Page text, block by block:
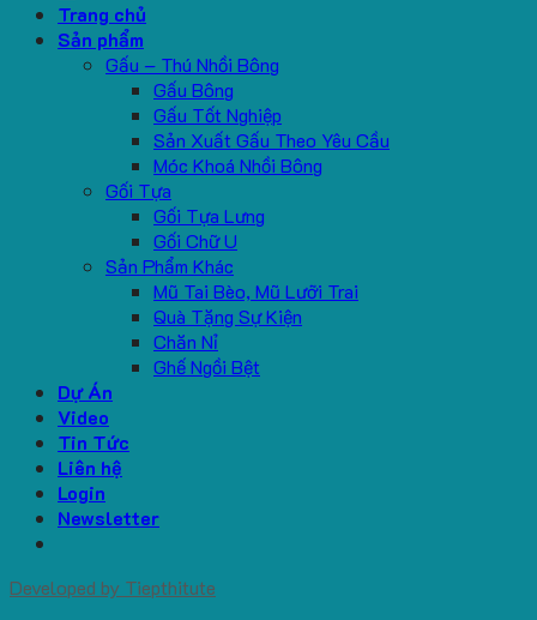
Trang chủ
Sản phẩm
Gấu – Thú Nhồi Bông
Gấu Bông
Gấu Tốt Nghiệp
Sản Xuất Gấu Theo Yêu Cầu
Móc Khoá Nhồi Bông
Gối Tựa
Gối Tựa Lưng
Gối Chữ U
Sản Phẩm Khác
Mũ Tai Bèo, Mũ Lưỡi Trai
Quà Tặng Sự Kiện
Chăn Nỉ
Ghế Ngồi Bệt
Dự Án
Video
Tin Tức
Liên hệ
Login
Newsletter
Developed by Tiepthitute